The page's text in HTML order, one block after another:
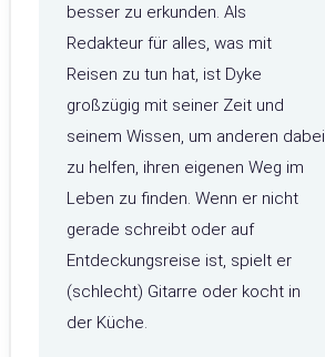
besser zu erkunden. Als
Redakteur für alles, was mit
Reisen zu tun hat, ist Dyke
großzügig mit seiner Zeit und
seinem Wissen, um anderen dabei
zu helfen, ihren eigenen Weg im
Leben zu finden. Wenn er nicht
gerade schreibt oder auf
Entdeckungsreise ist, spielt er
(schlecht) Gitarre oder kocht in
der Küche.